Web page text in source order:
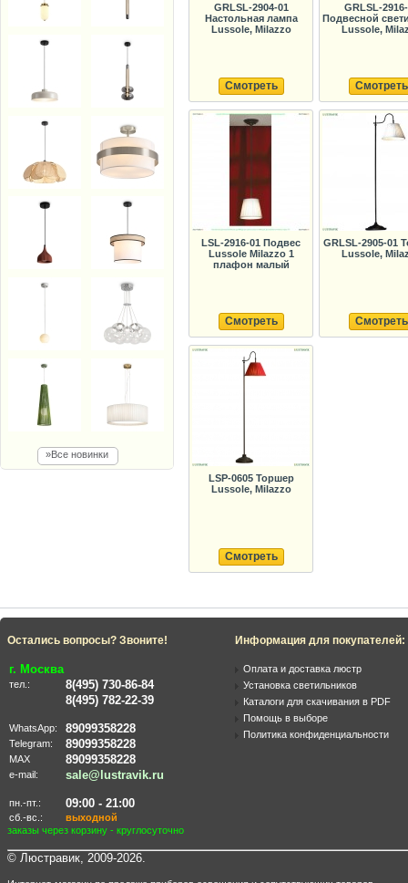
»Все новинки
GRLSL-2904-01
Настольная лампа
Lussole, Milazzo
Смотреть
GRLSL-
Подвесной
Lussole,
Смотреть
LSL-2916-01 Подвес
Lussole Milazzo 1
плафон малый
Смотреть
GRLSL-2905-01
Lussole,
Смотреть
LSP-0605 Торшер
Lussole, Milazzo
Смотреть
Остались вопросы? Звоните!
г. Москва
тел.:
8(495) 730-86-84
8(495) 782-22-39
WhatsApp: 89099358228
Telegram: 89099358228
MAX 89099358228
e-mail: sale@lustravik.ru
пн.-пт.: 09:00 - 21:00
сб.-вс.:
выходной
заказы через корзину - круглосуточно
Информация для покупателей:
Оплата и доставка люстр
Установка светильников
Каталоги для скачивания в PDF
Помощь в выборе
Политика конфиденциальности
© Люстравик, 2009-2026.